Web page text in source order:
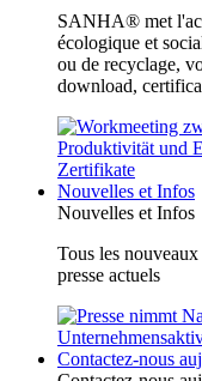
SANHA® met
écologique et
ou de recyclage,
download,
Nouvelles et Infos
Nouvelles et Infos
Tous les
presse actuels
Contactez-nous